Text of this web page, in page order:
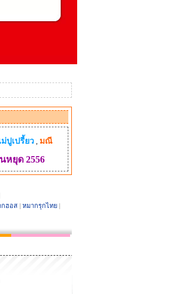
ปูเปรี้ยว, มณี
หยุด 2556
กฮอส | หมากรุกไทย |
Glitter